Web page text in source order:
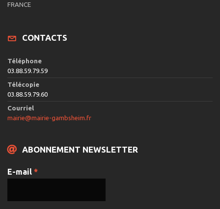
FRANCE
CONTACTS
Téléphone
03.88.59.79.59
Télécopie
03.88.59.79.60
Courriel
mairie@mairie-gambsheim.fr
ABONNEMENT NEWSLETTER
E-mail *